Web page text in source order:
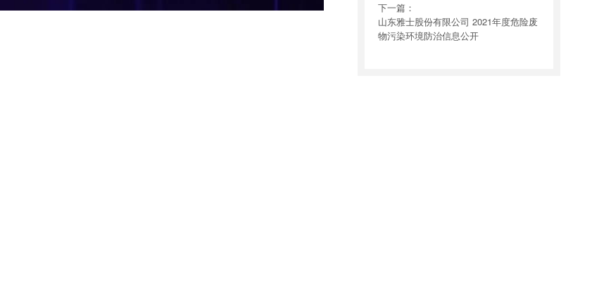
下一篇：
山东雅士股份有限公司 2021年度危险废
物污染环境防治信息公开